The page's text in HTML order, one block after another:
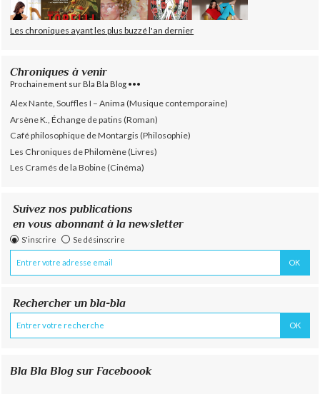
Les chroniques ayant les plus buzzé l'an dernier
Chroniques à venir
Prochainement sur Bla Bla Blog •••
Alex Nante, Souffles I – Anima (Musique contemporaine)
Arsène K., Échange de patins (Roman)
Café philosophique de Montargis (Philosophie)
Les Chroniques de Philomène (Livres)
Les Cramés de la Bobine (Cinéma)
Suivez nos publications
en vous abonnant à la newsletter
S'inscrire Se désinscrire
Rechercher un bla-bla
Bla Bla Blog sur Faceboook